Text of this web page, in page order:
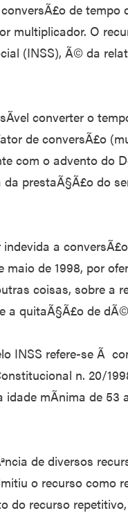
de tempo
multiplicador. O
(INSS), Ã© da
converter o
de conversÃ£o
com o advento do
prestaÃ§Ã£o do
a
maio de 1998, por
coisas, sobre a
a quitaÃ§Ã£o de
INSS refere-se Ã
n. 20/
mÃ­nima de 53
de diversos
o recurso como
do recurso